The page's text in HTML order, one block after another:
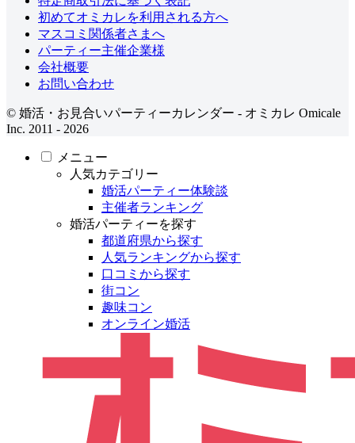
初めてオミカレを利用される方へ
マスコミ関係者さまへ
パーティー主催企業様
会社概要
お問い合わせ
© 婚活・お見合いパーティーカレンダー - オミカレ Omicale
Inc. 2011 - 2026
メニュー
人気カテゴリー
婚活パーティー体験談
主催者ランキング
婚活パーティーを探す
都道府県から探す
人気ランキングから探す
口コミから探す
街コン
趣味コン
オンライン婚活